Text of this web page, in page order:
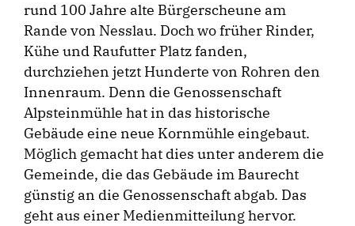
rund 100 Jahre alte Bürgerscheune am
Rande von Nesslau. Doch wo früher Rinder,
Kühe und Raufutter Platz fanden,
durchziehen jetzt Hunderte von Rohren den
Innenraum. Denn die Genossenschaft
Alpsteinmühle hat in das historische
Gebäude eine neue Kornmühle eingebaut.
Möglich gemacht hat dies unter anderem die
Gemeinde, die das Gebäude im Baurecht
günstig an die Genossenschaft abgab. Das
geht aus einer Medienmitteilung hervor.